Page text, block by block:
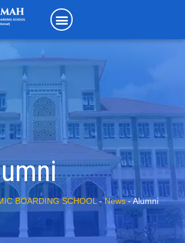
BOARDING SCHOOL-News-Alumni